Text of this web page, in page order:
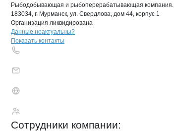
Рыбодобывающая и рыбоперерабатывающая компания.
183034, г. Мурманск, ул. Свердлова, дом 44, корпус 1
Организация ликвидирована
Контактыкомпании
+7(800)000-00-..
Данные неактуальны?
Показать контакты
Сотрудники компании: